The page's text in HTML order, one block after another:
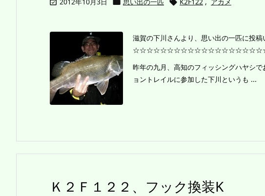
  
滋賀の下川さんより、思い出の一匹に投稿
昨年の九月、高知のフィッシングハヤシ
ョントレイルに参加した下川というも ...
Ｋ２Ｆ１２２、フック換装K